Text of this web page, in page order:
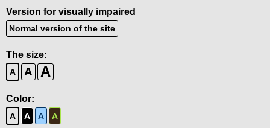
Version for visually impaired
Normal version of the site
The size:
A A A
Color:
A A A A